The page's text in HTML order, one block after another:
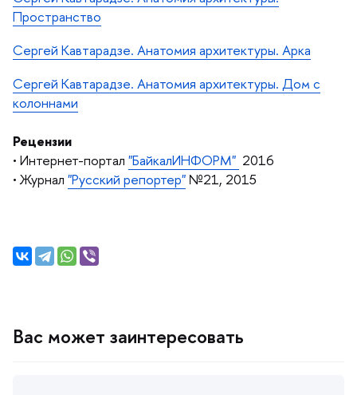
Пространство
Сергей Кавтарадзе. Анатомия архитектуры. Арка
Сергей Кавтарадзе. Анатомия архитектуры. Дом с
колоннами
Рецензии
• Интернет-портал "БайкалИНФОРМ" 2016
• Журнал "Русский репортер" №21, 2015
ас может заинтересовать